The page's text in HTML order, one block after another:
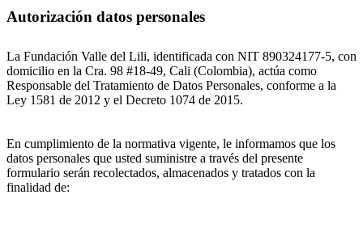
Autorización datos personales
La Fundación Valle del Lili, identificada con NIT 890324177-5, con
domicilio en la Cra. 98 #18-49, Cali (Colombia), actúa como
Responsable del Tratamiento de Datos Personales, conforme a la
Ley 1581 de 2012 y el Decreto 1074 de 2015.
En cumplimiento de la normativa vigente, le informamos que los
datos personales que usted suministre a través del presente
formulario serán recolectados, almacenados y tratados con la
finalidad de: